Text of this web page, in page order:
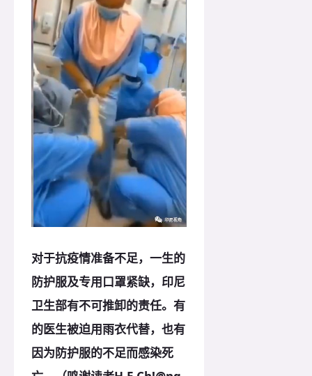
对于抗疫情准备不足，一生的
防护服及专用口罩紧缺，印尼
卫生部有不可推卸的责任。有
的医生被迫用雨衣代替，也有
因为防护服的不足而感染死